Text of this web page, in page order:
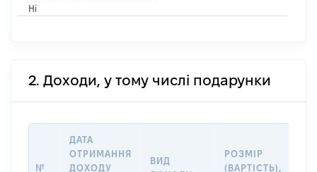
Ні
2. Доходи, у тому числі подарунки
№
ДАТА
ОТРИМАННЯ
ДОХОДУ
ВИД
РОЗМІР
(ВАРТІСТЬ),